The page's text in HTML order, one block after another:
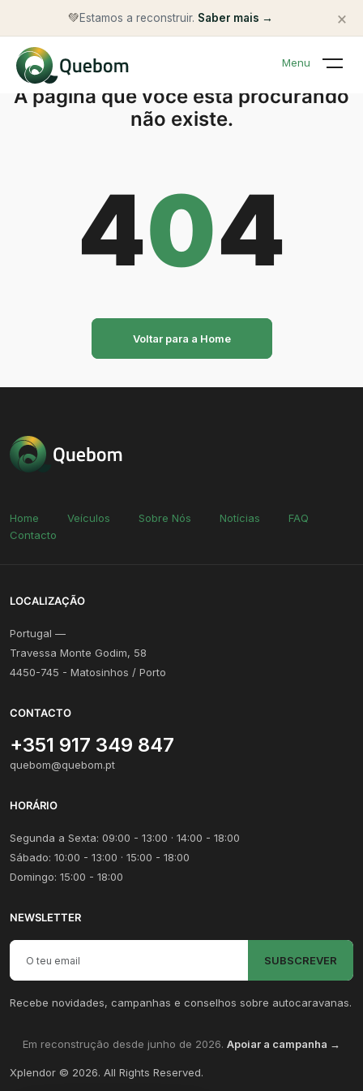
💚Estamos a reconstruir. Saber mais → ×
Menu
A página que você está procurando
não existe.
404
Voltar para a Home
Home Veículos Sobre Nós Notícias
FAQ
Contacto
LOCALIZAÇÃO
Portugal —
Travessa Monte Godim, 58
4450-745 - Matosinhos / Porto
CONTACTO
+351 917 349 847
quebom@quebom.pt
HORÁRIO
Segunda a Sexta: 09:00 - 13:00 · 14:00 - 18:00
Sábado: 10:00 - 13:00 · 15:00 - 18:00
Domingo: 15:00 - 18:00
NEWSLETTER
Email para newsletter
SUBSCREVER
Recebe novidades, campanhas e conselhos sobre autocaravanas.
Em reconstrução desde junho de 2026. Apoiar a campanha →
Xplendor © 2026. All Rights Reserved.